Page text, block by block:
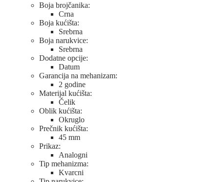
Boja brojčanika:
Crna
Boja kućišta:
Srebrna
Boja narukvice:
Srebrna
Dodatne opcije:
Datum
Garancija na mehanizam:
2 godine
Materijal kućišta:
Čelik
Oblik kućišta:
Okruglo
Prečnik kućišta:
45 mm
Prikaz:
Analogni
Tip mehanizma:
Kvarcni